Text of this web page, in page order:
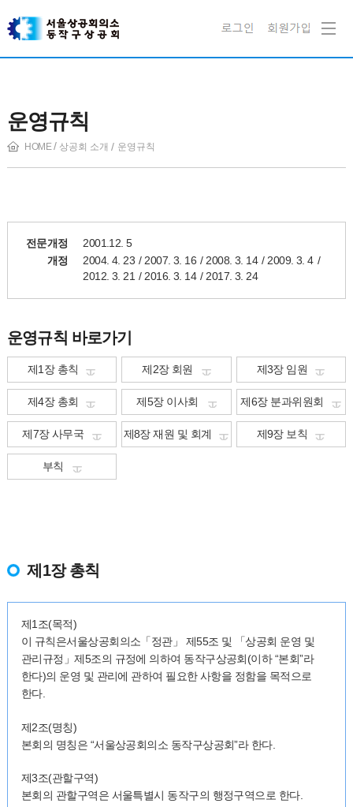
운영규칙
HOME 상공회 소개 운영규칙
전문개정 2001.12. 5
개정 2004. 4. 23 2007. 3. 16 2008. 3. 14
2009. 3. 4
2012. 3. 21
2016. 3. 14 2017. 3. 24
운영규칙 바로가기
제1장 총칙 제2장 회원 제3장 임원
제4장 총회 제5장 이사회 제6장 분과위원회
제7장 사무국 제8장 재원 및 회계 제9장 보칙
부칙
제1장 총칙
제1조(목적)
이 규칙은서울상공회의소「정관」 제55조 및 「상공회 운영 및
관리규정」제5조의 규정에 의하여 동작구상공회(이하 “본회”라
한다)의 운영 및 관리에 관하여 필요한 사항을 정함을 목적으로
한다.
제2조(명칭)
본회의 명칭은 “서울상공회의소 동작구상공회”라 한다.
제3조(관할구역)
본회의 관할구역은 서울특별시 동작구의 행정구역으로 한다.